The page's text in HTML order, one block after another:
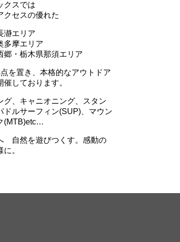
クスでは
クセスの優れた
瀞エリア
多摩エリア
郷・栃木県那須エリア
を置き、本格的なアウトドア
催しております。
グ、キャニオニング、スタン
ドルサーフィン(SUP)、マウン
(MTB)etc…
自然を遊びつくす。感動の
。